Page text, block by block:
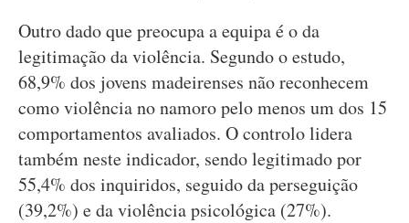
Outro dado que preocupa a equipa é o da
legitimação da violência. Segundo o estudo,
68,9% dos jovens madeirenses não reconhecem
como violência no namoro pelo menos um dos 15
comportamentos avaliados. O controlo lidera
também neste indicador, sendo legitimado por
55,4% dos inquiridos, seguido da perseguição
(39,2%) e da violência psicológica (27%).